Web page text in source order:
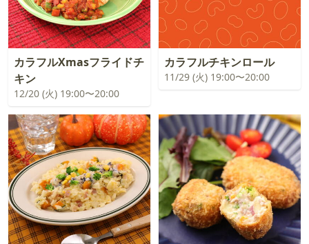
カラフルXmasフライドチ
キン
12/20 (火) 19:00〜20:00
カラフルチキンロール
11/29 (火) 19:00〜20:00